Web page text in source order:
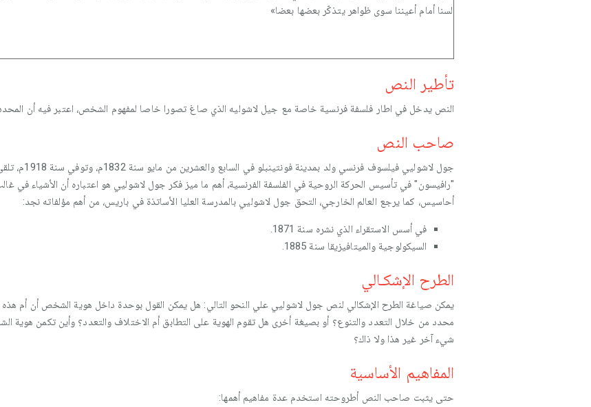
لسنا أمام أعيننا سوى ظواهر يتذكّر بعضها بعضا»
تأطير النص
النص يدخل في اطار فلسفة فرنسية خاصة مع جيل لاشوليه الذي صاغ تصورا خاصا لمفهوم الشخص، اعتبر فيه أن
صاحب النص
جول لاشوليي
"رافيسون" في تأسيس الحركة الروحية في الفلسفة الفرنسية، أهم ما ميز فكر جول لاشوليي هو اعتباره أن الأشياء في
أحاسيس، كما يرجع العالم الخارجي، التحق جول لاشوليي بالمدرسة العليا الأساتذة في باريس، من أهم مؤلفاته نجد:
في أسس الاستقراء الذي نشره سنة 1871.
السيكولوجية والميتافيزيقا سنة 1885.
الطرح الإشكـالي
يمكن صياغة الطرح الإشكالي لنص جول لاشوليي علي النحو التالي: هل يمكن القول بوحدة داخل هوية الشخص أن أم هذه
محدد من خلال التعدد والتنوع؟ أو بصيغة أخرى هل تقوم الهوية على التطابق أم الاختلاف والتعدد؟ وأين تكمن
شيء آخر غير هذا ولا ذاك؟
المفاهيم الأساسية
حتى يثبت صاحب النص أطروحته استخدم عدة مفاهيم أهمها: